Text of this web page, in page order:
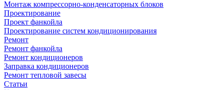
Монтаж компрессорно-конденсаторных блоков
Проектирование
Проект фанкойла
Проектирование систем кондиционирования
Ремонт
Ремонт фанкойла
Ремонт кондиционеров
Заправка кондиционеров
Ремонт тепловой завесы
Статьи